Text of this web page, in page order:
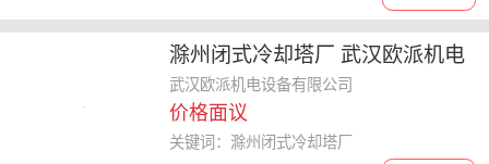
滁州闭式冷却塔厂 武汉欧派机电
设备有限公司
武汉欧派机电设备有限公司
价格面议
关键词：滁州闭式冷却塔厂